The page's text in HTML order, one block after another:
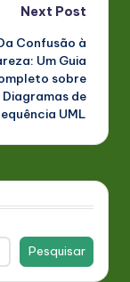
Next Post
Confusão à
Um Guia
sobre
Diagramas de
UML
Pesquisar